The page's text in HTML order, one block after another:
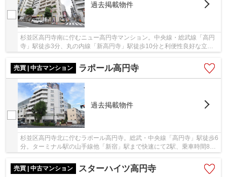
過去掲載物件
杉並区高円寺南に佇むニュー高円寺マンション。中央線・総武線「高円
寺」駅徒歩3分、丸の内線「新高円寺」駅徒歩10分と利便性良好な立
売買 | 中古マンション
ラポール高円寺
過去掲載物件
杉並区高円寺北に佇むラポール高円寺。総武・中央線「高円寺」駅徒歩6
分。ターミナル駅の山手線他「新宿」駅まで快速にて2駅、乗車時間8分
でアクセス可能な利便性の高い立地です。「高...
売買 | 中古マンション
スターハイツ高円寺